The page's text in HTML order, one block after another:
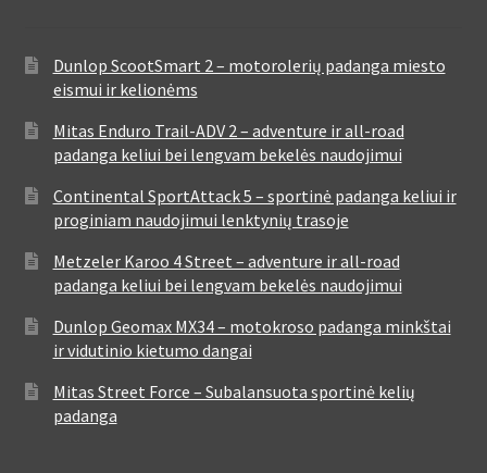
Dunlop ScootSmart 2 – motorolerių padanga miesto
eismui ir kelionėms
Mitas Enduro Trail-ADV 2 – adventure ir all-road
padanga keliui bei lengvam bekelės naudojimui
Continental SportAttack 5 – sportinė padanga keliui ir
proginiam naudojimui lenktynių trasoje
Metzeler Karoo 4 Street – adventure ir all-road
padanga keliui bei lengvam bekelės naudojimui
Dunlop Geomax MX34 – motokroso padanga minkštai
ir vidutinio kietumo dangai
Mitas Street Force – Subalansuota sportinė kelių
padanga